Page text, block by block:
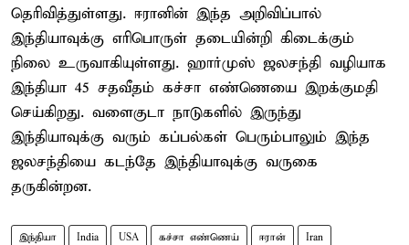
தெரிவித்துள்ளது. ஈரானின் இந்த அறிவிப்பால்
இந்தியாவுக்கு எரிபொருள் தடையின்றி கிடைக்கும்
நிலை உருவாகியுள்ளது. ஹார்முஸ் ஜலசந்தி வழியாக
இந்தியா 45 சதவீதம் கச்சா எண்ணெயை இறக்குமதி
செய்கிறது. வளைகுடா நாடுகளில் இருந்து
இந்தியாவுக்கு வரும் கப்பல்கள் பெரும்பாலும் இந்த
ஜலசந்தியை கடந்தே இந்தியாவுக்கு வருகை
தருகின்றன.
இந்தியா India USA கச்சா எண்ணெய் ஈரான் Iran